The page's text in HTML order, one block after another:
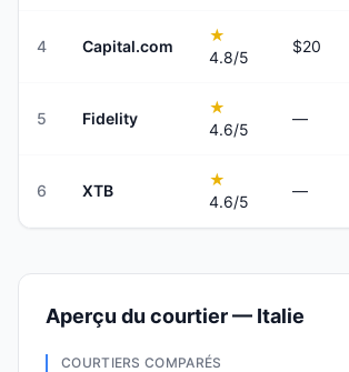
4 Capital.com
★
4.8/5
$20
5 Fidelity
★
4.6/5
—
6 XTB
★
4.6/5
—
Aperçu du courtier — Italie
COURTIERS COMPARÉS